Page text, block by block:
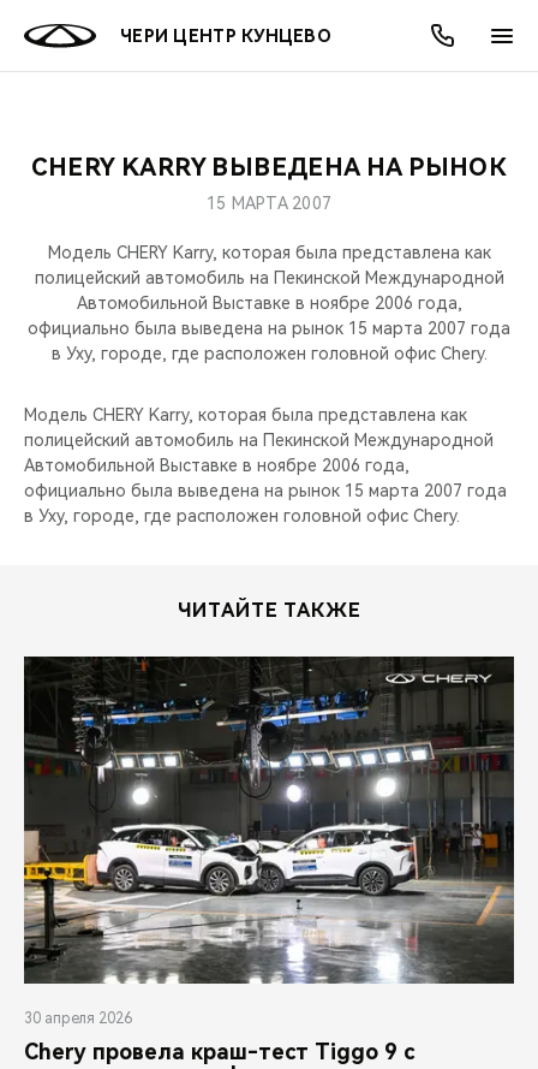
ЧЕРИ ЦЕНТР КУНЦЕВО
МОДЕЛИ
КРОССОВЕРЫ
НОВИНКИ
ПОКУПАТЕЛЯМ
КРЕДИТ И СТРАХОВАНИЕ
ВЛАДЕЛЬЦАМ
ЗАПЧАСТИ И АКСЕССУАРЫ
ПОДДЕРЖКА
CHERY CONNECT
МИР CHERY
О БРЕНДЕ
CHERY В СОЦСЕТЯХ
ЛЮДИ CHERY
БЛАГОТВОРИТЕЛЬНОСТЬ
НАШИ МЕРОПРИЯТИЯ
ВИДЕООБЗОРЫ
CHERY ДЛЯ ДЕТЕЙ
АКЦИИ
ОНЛАЙН СЕРВИСЫ
КРЕДИТ
О КОМПАНИИ
МЫ В СОЦСЕТЯХ
CHERY KARRY ВЫВЕДЕНА НА РЫНОК
15 МАРТА 2007
Модель CHERY Karry, которая была представлена как
полицейский автомобиль на Пекинской Международной
Автомобильной Выставке в ноябре 2006 года,
официально была выведена на рынок 15 марта 2007 года
в Уху, городе, где расположен головной офис Chery.
Модель CHERY Karry, которая была представлена как
полицейский автомобиль на Пекинской Международной
Автомобильной Выставке в ноябре 2006 года,
официально была выведена на рынок 15 марта 2007 года
в Уху, городе, где расположен головной офис Chery.
ЧИТАЙТЕ ТАКЖЕ
30 апреля 2026
Chery провела краш-тест Tiggo 9 с